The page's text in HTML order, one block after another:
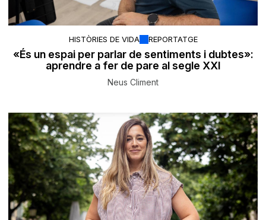
HISTÒRIES DE VIDA REPORTATGE
«És un espai per parlar de sentiments i dubtes»:
aprendre a fer de pare al segle XXI
Neus Climent